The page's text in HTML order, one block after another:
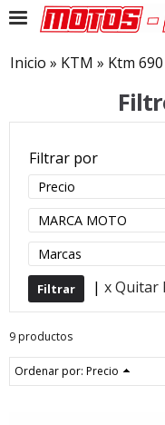
Inicio » KTM » Ktm
Filtrar por
Precio
MARCA MOTO
Marcas
| x Quitar
9 productos
Ordenar por: Precio